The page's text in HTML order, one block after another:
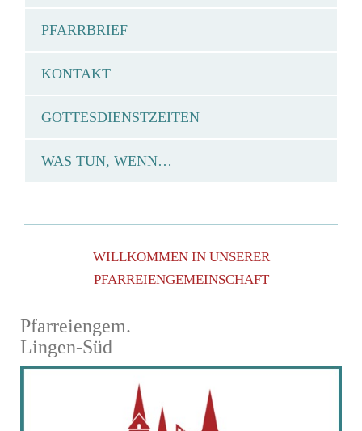
PFARRBRIEF
KONTAKT
GOTTESDIENSTZEITEN
WAS TUN, WENN…
WILLKOMMEN IN UNSERER
PFARREIENGEMEINSCHAFT
Pfarreiengem.
Lingen-Süd